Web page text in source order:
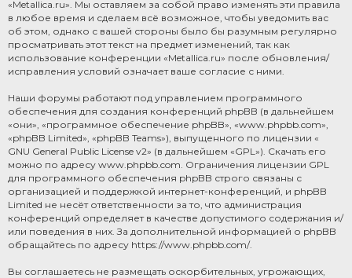
«Metallica.ru». Мы оставляем за собой право изменять эти правила
в любое время и сделаем всё возможное, чтобы уведомить вас
об этом, однако с вашей стороны было бы разумным регулярно
просматривать этот текст на предмет изменений, так как
использование конференции «Metallica.ru» после обновления/
исправления условий означает ваше согласие с ними.
Наши форумы работают под управлением программного
обеспечения для создания конференций phpBB (в дальнейшем
«они», «программное обеспечение phpBB», «www.phpbb.com»,
«phpBB Limited», «phpBB Teams»), выпущенного по лицензии «
GNU General Public License v2» (в дальнейшем «GPL»). Скачать его
можно по адресу www.phpbb.com. Ограничения лицензии GPL
для программного обеспечения phpBB строго связаны с
организацией и поддержкой интернет-конференций, и phpBB
Limited не несёт ответственности за то, что администрация
конференций определяет в качестве допустимого содержания и/
или поведения в них. За дополнительной информацией о phpBB
обращайтесь по адресу https://www.phpbb.com/.
Вы соглашаетесь не размещать оскорбительных, угрожающих,